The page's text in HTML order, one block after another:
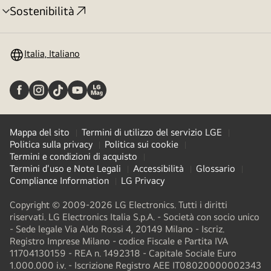
Sostenibilità
Attivazione
Italia, Italiano
Mappa del sito
Termini di utilizzo del servizio LGE
Politica sulla privacy
Politica sui cookie
Termini e condizioni di acquisto
Termini d'uso e Note Legali
Accessibilità
Glossario
Compliance Information
LG Privacy
Copyright © 2009-2026 LG Electronics. Tutti i diritti
riservati. LG Electronics Italia S.p.A. - Società con socio unico
- Sede legale Via Aldo Rossi 4, 20149 Milano - Iscriz.
Registro Imprese Milano - codice Fiscale e Partita IVA
11704130159 - REA n. 1492318 - Capitale Sociale Euro
1.000.000 i.v. - Iscrizione Registro AEE IT08020000002343​